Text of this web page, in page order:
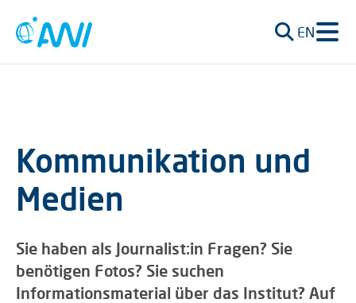
EN
Kommunikation und
Medien
Sie haben als Journalist:in Fragen? Sie
benötigen Fotos? Sie suchen
Informationsmaterial über das Institut? Auf